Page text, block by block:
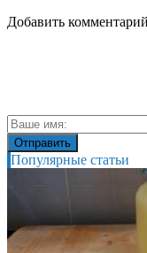
Добавить комментарий
Популярные статьи